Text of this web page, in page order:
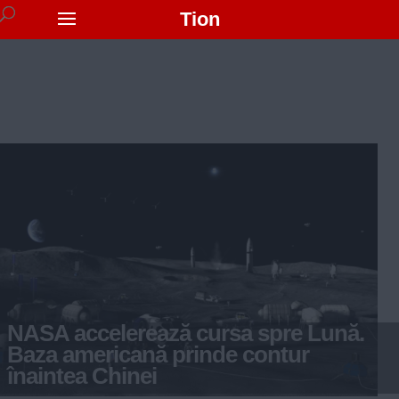
Tion
NASA accelerează cursa spre Lună.
Baza americană prinde contur
înaintea Chinei